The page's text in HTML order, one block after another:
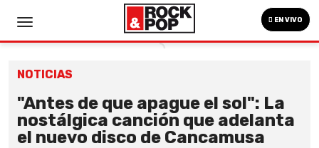
EN VIVO
NOTICIAS
"Antes de que apague el sol": La
nostálgica canción que adelanta
el nuevo disco de Cancamusa